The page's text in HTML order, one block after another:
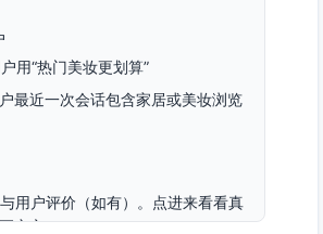
用“热门美妆更划算”
最近一次会话包含家居或美妆浏览
用户评价（如有）。点进来看看真
安心。